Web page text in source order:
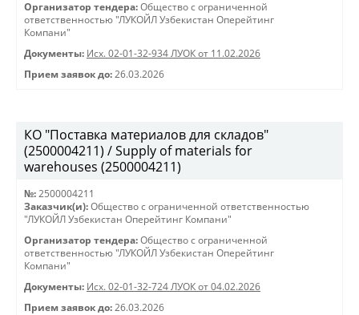
Организатор тендера: Общество с ограниченной
ответственностью "ЛУКОЙЛ Узбекистан Оперейтинг
Компани"
Документы: Исх. 02-01-32-934 ЛУОК от 11.02.2026
Прием заявок до: 26.03.2026
КО "Поставка материалов для складов"
(2500004211) / Supply of materials for
warehouses (2500004211)
№: 2500004211
Заказчик(и): Общество с ограниченной ответственностью
"ЛУКОЙЛ Узбекистан Оперейтинг Компани"
Организатор тендера: Общество с ограниченной
ответственностью "ЛУКОЙЛ Узбекистан Оперейтинг
Компани"
Документы: Исх. 02-01-32-724 ЛУОК от 04.02.2026
Прием заявок до: 26.03.2026